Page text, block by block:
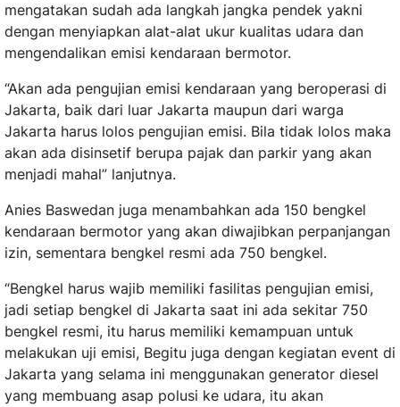
mengatakan sudah ada langkah jangka pendek yakni
dengan menyiapkan alat-alat ukur kualitas udara dan
mengendalikan emisi kendaraan bermotor.
“Akan ada pengujian emisi kendaraan yang beroperasi di
Jakarta, baik dari luar Jakarta maupun dari warga
Jakarta harus lolos pengujian emisi. Bila tidak lolos maka
akan ada disinsetif berupa pajak dan parkir yang akan
menjadi mahal” lanjutnya.
Anies Baswedan juga menambahkan ada 150 bengkel
kendaraan bermotor yang akan diwajibkan perpanjangan
izin, sementara bengkel resmi ada 750 bengkel.
“Bengkel harus wajib memiliki fasilitas pengujian emisi,
jadi setiap bengkel di Jakarta saat ini ada sekitar 750
bengkel resmi, itu harus memiliki kemampuan untuk
melakukan uji emisi, Begitu juga dengan kegiatan event di
Jakarta yang selama ini menggunakan generator diesel
yang membuang asap polusi ke udara, itu akan